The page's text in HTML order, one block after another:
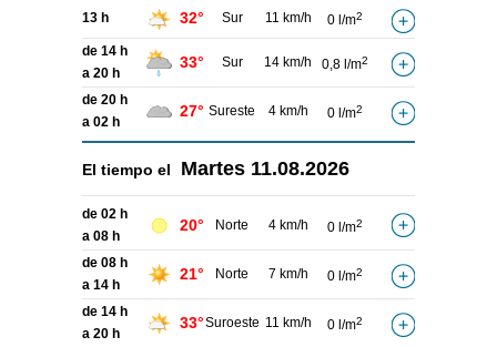
13 h 32° Sur 11 km/h 0 l/m2
de 14 h
a 20 h
33° Sur 14 km/h 0,8 l/m2
de 20 h
a 02 h
27° Sureste 4 km/h 0 l/m2
El tiempo el Martes 11.08.2026
de 02 h
a 08 h
20° Norte 4 km/h 0 l/m2
de 08 h
a 14 h
21° Norte 7 km/h 0 l/m2
de 14 h
a 20 h
33°Suroeste 11 km/h 0 l/m2